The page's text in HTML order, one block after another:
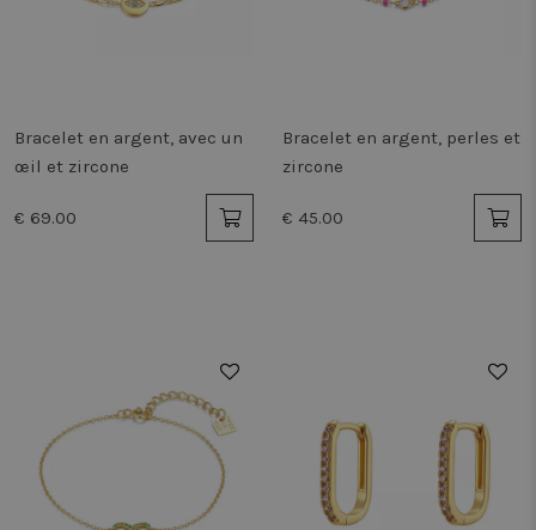
Bracelet en argent, avec un
œil et zircone
€ 69.00
Bracelet en argent, perles et
zircone
€ 45.00